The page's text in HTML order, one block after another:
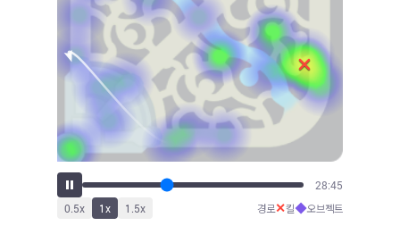
30:32
0.5x 1x 1.5x 경로✕킬◆오브젝트